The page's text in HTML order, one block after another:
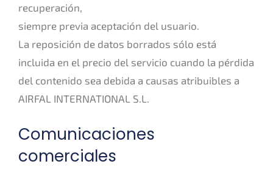
recuperación,
siempre previa aceptación del usuario.
La reposición de datos borrados sólo está
incluida en el precio del servicio cuando la pérdida
del contenido sea debida a causas atribuibles a
AIRFAL INTERNATIONAL S.L.
Comunicaciones
comerciales